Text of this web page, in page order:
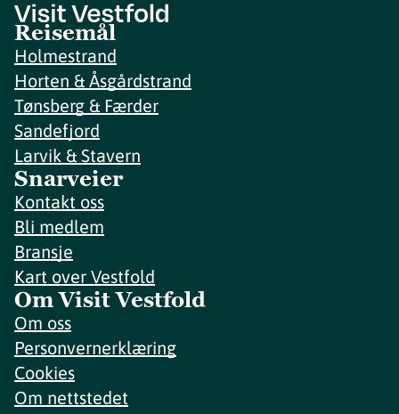
Reisemål
Holmestrand
Horten & Åsgårdstrand
Tønsberg & Færder
Sandefjord
Larvik & Stavern
Snarveier
Kontakt oss
Bli medlem
Bransje
Kart over Vestfold
Om Visit Vestfold
Om oss
Personvernerklæring
Cookies
Om nettstedet